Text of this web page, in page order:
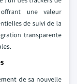
une valeur
de suivi de la
transparente
de sa nouvelle